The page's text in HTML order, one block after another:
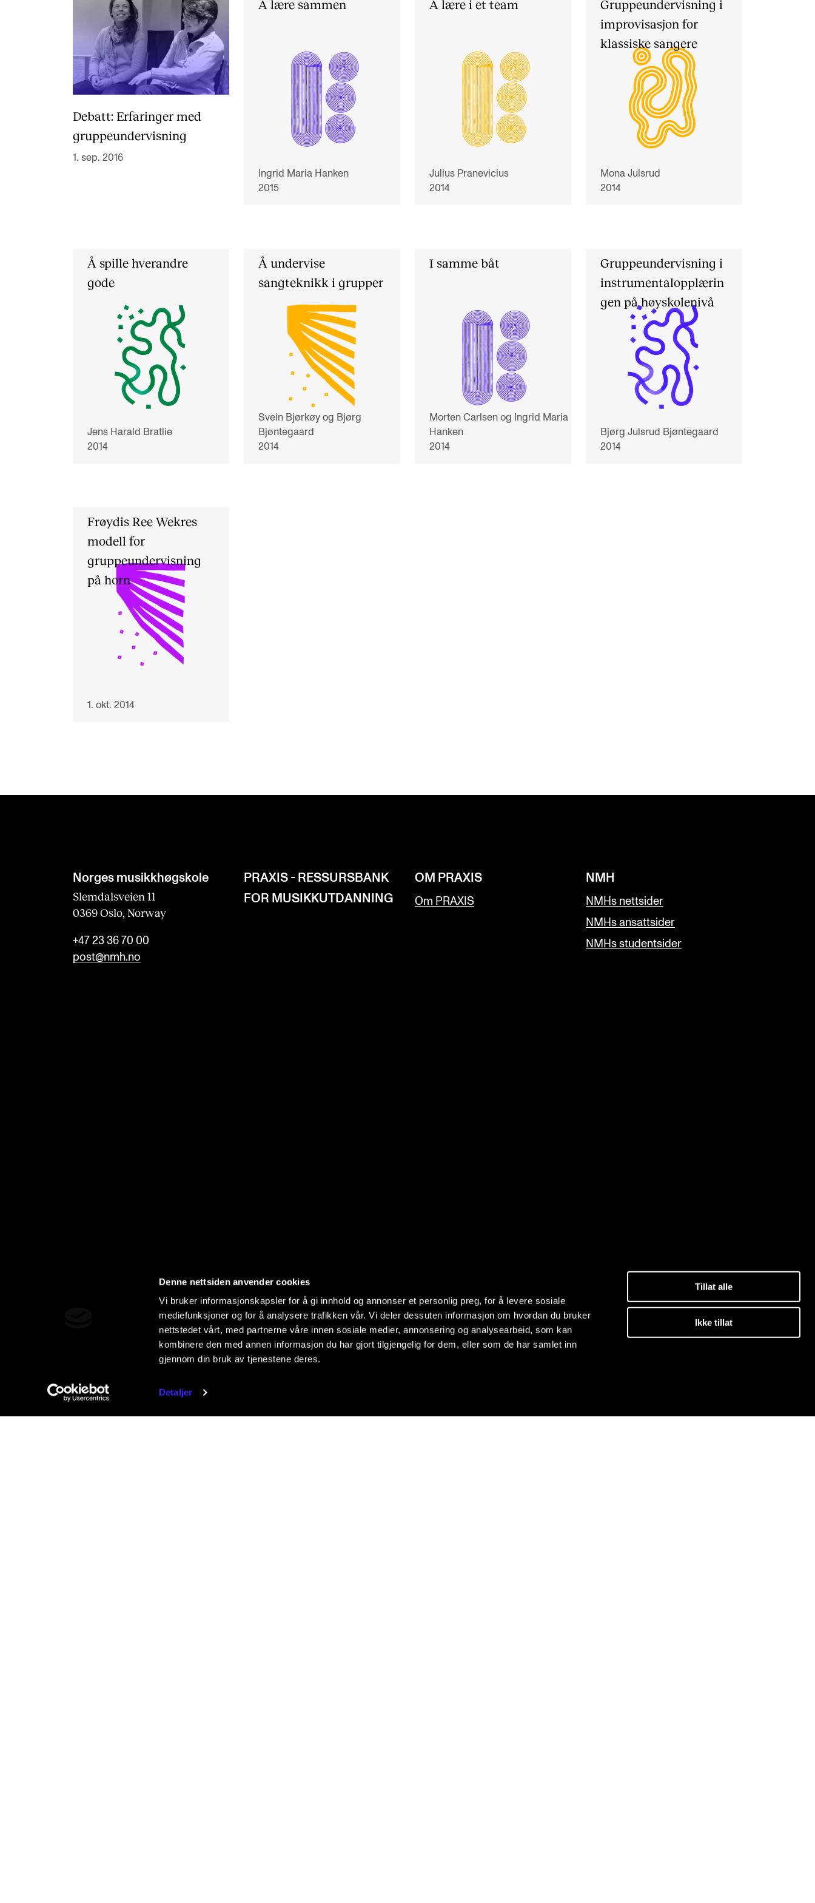
Denne nettsiden anvender cookies
Vi bruker informasjonskapsler for å gi innhold og annonser et personlig preg, for å levere sosiale
mediefunksjoner og for å analysere trafikken vår. Vi deler dessuten informasjon om hvordan du bruker
nettstedet vårt, med partnerne våre innen sosiale medier, annonsering og analysearbeid, som kan
kombinere den med annen informasjon du har gjort tilgjengelig for dem, eller som de har samlet inn
gjennom din bruk av tjenestene deres.
Detaljer
Tillat alle
Ikke tillat
Debatt: Erfaringer med
gruppeundervisning
1. sep. 2016
Å lære sammen
Ingrid Maria Hanken
2015
Å lære i et team
Julius Pranevicius
2014
Gruppeundervisning i
improvisasjon for
klassiske sangere
Mona Julsrud
2014
Å spille hverandre
gode
Jens Harald Bratlie
2014
Å undervise
sangteknikk i grupper
Svein Bjørkøy og Bjørg
Bjøntegaard
2014
I samme båt
Morten Carlsen og Ingrid Maria
Hanken
2014
Gruppeundervisning i
instrumentalopplærin
gen på høyskolenivå
Bjørg Julsrud Bjøntegaard
2014
Frøydis Ree Wekres
modell for
gruppeundervisning
på horn
1. okt. 2014
Norges musikk­høgskole
Slemdalsveien 11
0369 Oslo, Norway
+47 23 36 70 00
post@nmh.no
PRAXIS - RESSURSBANK
FOR MUSIKKUTDANNING
OM PRAXIS
Om PRAXIS
NMH
NMHs nettsider
NMHs ansattsider
NMHs studentsider